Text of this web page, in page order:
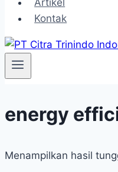
Artikel
Kontak
energy
Menampilkan hasil